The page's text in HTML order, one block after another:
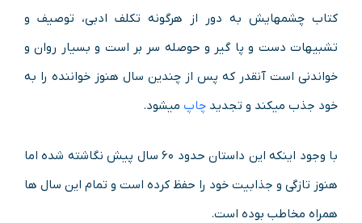
کتاب چشمهایش به دور از هرگونه تکلف ادبی، توصیف و
تشبیهات دست و پا گیر و حوصله سر بر است و بسیار روان و
خواندنی است آنقدر که پس از چندین سال هنوز خواننده را به
خود جذب میکند و تجدید چاپ میشود.
با وجود اینکه این داستان حدود ۶۰ سال پیش نگاشته شده اما
هنوز تازگی و جذابیت خود را حفظ کرده است و تمام این سال ها
همراه مخاطب بوده است.